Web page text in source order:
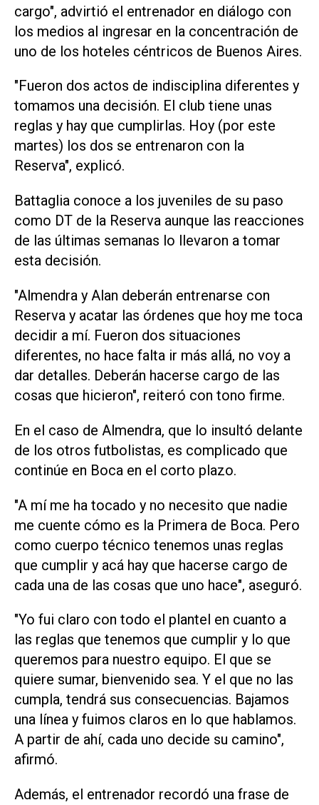
cargo", advirtió el entrenador en diálogo con
los medios al ingresar en la concentración de
uno de los hoteles céntricos de Buenos Aires.
"Fueron dos actos de indisciplina diferentes y
tomamos una decisión. El club tiene unas
reglas y hay que cumplirlas. Hoy (por este
martes) los dos se entrenaron con la
Reserva", explicó.
Battaglia conoce a los juveniles de su paso
como DT de la Reserva aunque las reacciones
de las últimas semanas lo llevaron a tomar
esta decisión.
"Almendra y Alan deberán entrenarse con
Reserva y acatar las órdenes que hoy me toca
decidir a mí. Fueron dos situaciones
diferentes, no hace falta ir más allá, no voy a
dar detalles. Deberán hacerse cargo de las
cosas que hicieron", reiteró con tono firme.
En el caso de Almendra, que lo insultó delante
de los otros futbolistas, es complicado que
continúe en Boca en el corto plazo.
"A mí me ha tocado y no necesito que nadie
me cuente cómo es la Primera de Boca. Pero
como cuerpo técnico tenemos unas reglas
que cumplir y acá hay que hacerse cargo de
cada una de las cosas que uno hace", aseguró.
"Yo fui claro con todo el plantel en cuanto a
las reglas que tenemos que cumplir y lo que
queremos para nuestro equipo. El que se
quiere sumar, bienvenido sea. Y el que no las
cumpla, tendrá sus consecuencias. Bajamos
una línea y fuimos claros en lo que hablamos.
A partir de ahí, cada uno decide su camino",
afirmó.
Además, el entrenador recordó una frase de